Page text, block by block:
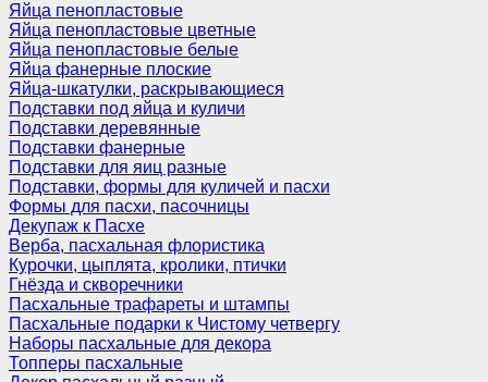
Яйца пенопластовые
Яйца пенопластовые цветные
Яйца пенопластовые белые
Яйца фанерные плоские
Яйца-шкатулки, раскрывающиеся
Подставки под яйца и куличи
Подставки деревянные
Подставки фанерные
Подставки для яиц разные
Подставки, формы для куличей и пасхи
Формы для пасхи, пасочницы
Декупаж к Пасхе
Верба, пасхальная флористика
Курочки, цыплята, кролики, птички
Гнёзда и скворечники
Пасхальные трафареты и штампы
Пасхальные подарки к Чистому четвергу
Наборы пасхальные для декора
Топперы пасхальные